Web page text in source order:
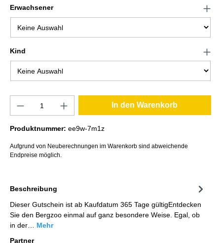
Erwachsener
Kind
In den Warenkorb
Produktnummer: ee9w-7m1z
Aufgrund von Neuberechnungen im Warenkorb sind abweichende
Endpreise möglich.
Beschreibung
Dieser Gutschein ist ab Kaufdatum 365 Tage gültigEntdecken
Sie den Bergzoo einmal auf ganz besondere Weise. Egal, ob
in der… Mehr
Partner